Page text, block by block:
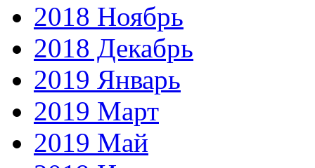
2018 Ноябрь
2018 Декабрь
2019 Январь
2019 Март
2019 Май